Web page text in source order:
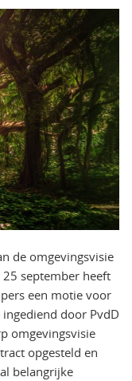
de omgevingsvisie
25 september heeft
een motie voor
door PvdD
omgevingsvisie
opgesteld en
belangrijke